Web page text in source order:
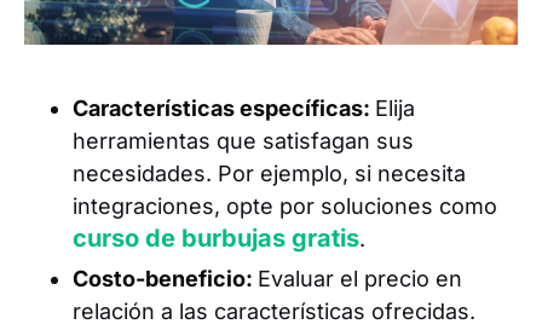
Características específicas: Elija
herramientas que satisfagan sus
necesidades. Por ejemplo, si necesita
integraciones, opte por soluciones como
curso de burbujas gratis.
Costo-beneficio: Evaluar el precio en
relación a las características ofrecidas.